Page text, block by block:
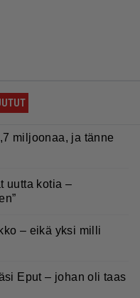
miljoonaa, ja tänne
uutta kotia –
– eikä yksi milli
Eput – johan oli taas